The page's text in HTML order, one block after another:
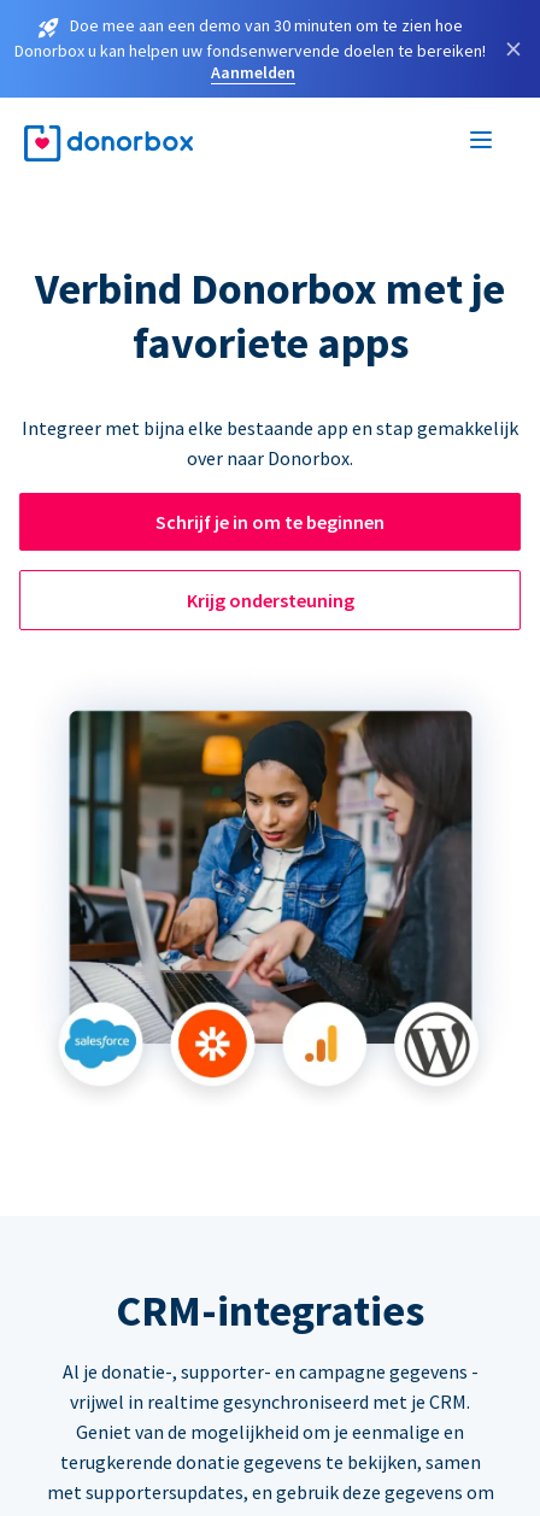
Doe mee aan een demo van 30 minuten om te zien hoe
Donorbox u kan helpen uw fondsenwervende doelen te bereiken!
Aanmelden
×
Verbind Donorbox met je
favoriete apps
Integreer met bijna elke bestaande app en stap gemakkelijk
over naar Donorbox.
Schrijf je in om te beginnen
Krijg ondersteuning
CRM-integraties
Al je donatie-, supporter- en campagne gegevens -
vrijwel in realtime gesynchroniseerd met je CRM.
Geniet van de mogelijkheid om je eenmalige en
terugkerende donatie gegevens te bekijken, samen
met supportersupdates, en gebruik deze gegevens om